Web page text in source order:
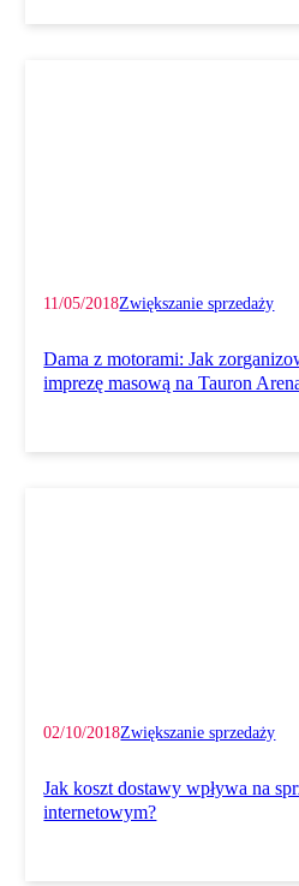
11/05/2018Zwiększanie sprzedaży
Dama z motorami: Jak
imprezę masową na Tauron
02/10/2018Zwiększanie sprzedaży
Jak koszt dostawy wpływa na
internetowym?